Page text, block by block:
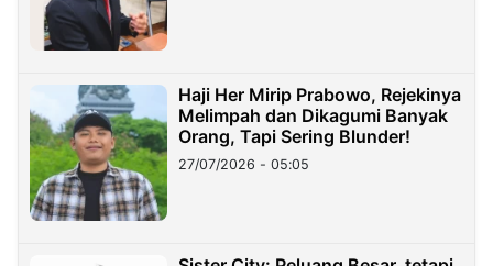
Haji Her Mirip Prabowo, Rejekinya
Melimpah dan Dikagumi Banyak
Orang, Tapi Sering Blunder!
27/07/2026 - 05:05